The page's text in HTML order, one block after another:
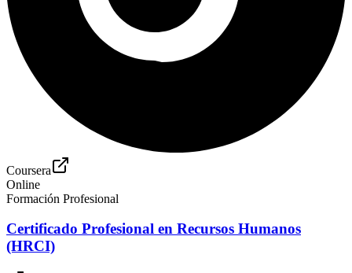
Coursera
Online
Formación Profesional
Certificado Profesional en Recursos Humanos
(HRCI)